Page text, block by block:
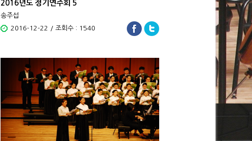
2016년도 정기연주회 5
송주섭
2016-12-22 / 조회수 : 1540